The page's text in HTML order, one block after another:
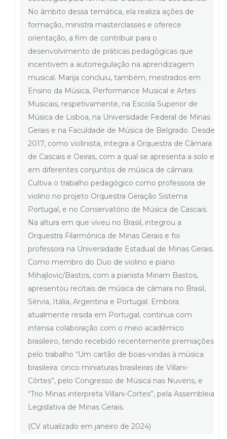
No âmbito dessa temática, ela realiza ações de
formação, ministra masterclasses e oferece
orientação, a fim de contribuir para o
desenvolvimento de práticas pedagógicas que
incentivem a autorregulação na aprendizagem
musical. Marija concluiu, também, mestrados em
Ensino da Música, Performance Musical e Artes
Musicais, respetivamente, na Escola Superior de
Música de Lisboa, na Universidade Federal de Minas
Gerais e na Faculdade de Música de Belgrado. Desde
2017, como violinista, integra a Orquestra de Câmara
de Cascais e Oeiras, com a qual se apresenta a solo e
em diferentes conjuntos de música de câmara.
Cultiva o trabalho pedagógico como professora de
violino no projeto Orquestra Geração Sistema
Portugal, e no Conservatório de Música de Cascais.
Na altura em que viveu no Brasil, integrou a
Orquestra Filarmônica de Minas Gerais e foi
professora na Universidade Estadual de Minas Gerais.
Como membro do Duo de violino e piano
Mihajlovic/Bastos, com a pianista Miriam Bastos,
apresentou recitais de música de câmara no Brasil,
Sérvia, Itália, Argentina e Portugal. Embora
atualmente resida em Portugal, continua com
intensa colaboração com o meio acadêmico
brasileiro, tendo recebido recentemente premiações
pelo trabalho “Um cartão de boas-vindas à música
brasileira: cinco miniaturas brasileiras de Villani-
Côrtes”, pelo Congresso de Música nas Nuvens, e
“Trio Minas interpreta Villani-Cortes”, pela Assembleia
Legislativa de Minas Gerais.
(CV atualizado em janeiro de 2024)